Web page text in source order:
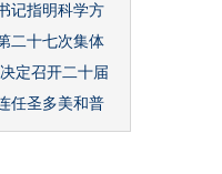
记指明科学方
二十七次集体
定召开二十届
任圣多美和普